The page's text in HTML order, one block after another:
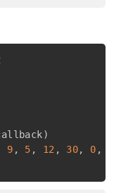
)
9 , 5 , 12 , 30, 0 ,